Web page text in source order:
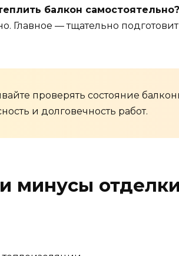
балкон самостоятельно?
Главное — тщательно
проверять состояние
и долговечность работ.
минусы